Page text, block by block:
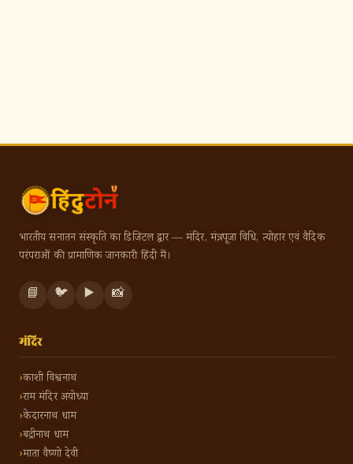
भारतीय सनातन संस्कृति का डिजिटल द्वार — मंदिर, मंत्र, पूजा विधि, त्योहार एवं वैदिक
परंपराओं की प्रामाणिक जानकारी हिंदी में।
📘 🐦 ▶️ 📸
मंदिर
काशी विश्वनाथ
राम मंदिर अयोध्या
केदारनाथ धाम
बद्रीनाथ धाम
माता वैष्णो देवी